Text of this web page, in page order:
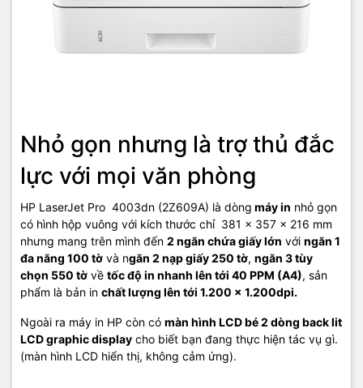
Nhỏ gọn nhưng là trợ thủ đắc
lực với mọi văn phòng
HP LaserJet Pro 4003dn (2Z609A) là dòng máy in nhỏ gọn
có hình hộp vuông với kích thước chỉ 381 x 357 x 216 mm
nhưng mang trên mình đến 2 ngăn chứa giấy lớn với ngăn 1
đa năng 100 tờ và ngăn 2 nạp giấy 250 tờ, ngăn 3 tùy
chọn 550 tờ về tốc độ in nhanh lên tới 40 PPM (A4), sản
phẩm là bản in chất lượng lên tới 1.200 x 1.200dpi.
Ngoài ra máy in HP còn có màn hình LCD bé 2 dòng back lit
LCD graphic display cho biết bạn đang thực hiện tác vụ gì.
(màn hình LCD hiển thị, không cảm ứng).